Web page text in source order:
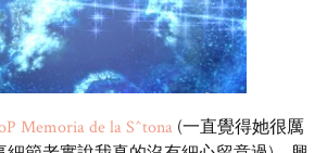
Memoria de la S^tona (一直覺得她很厲